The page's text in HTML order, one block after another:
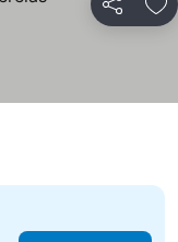
Compartir